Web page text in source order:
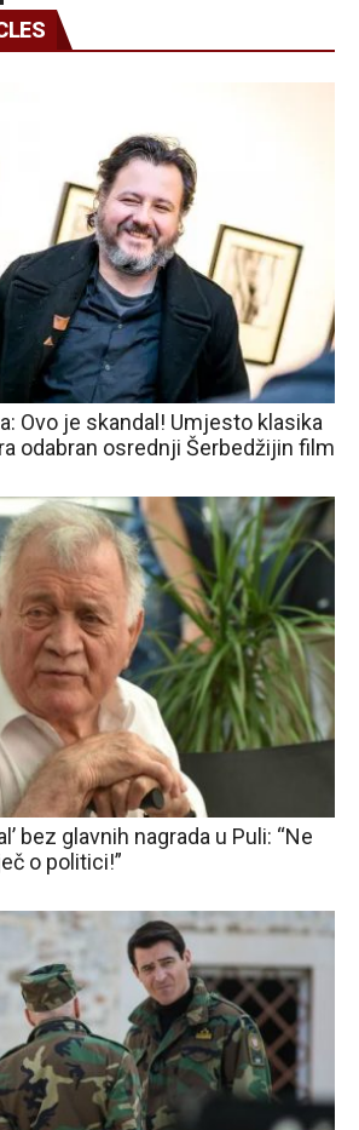
Ovo je skandal! Umjesto klasika
odabran osrednji Šerbedžijin film
bez glavnih nagrada u Puli: “Ne
o politici!”